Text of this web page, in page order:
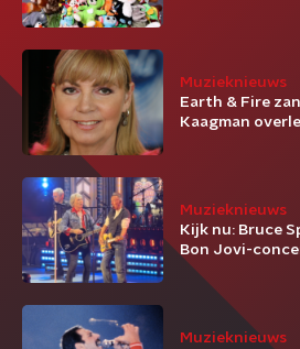
Muzieknieuws
Earth & Fire
Kaagman
Muzieknieuws
Kijk nu: Bruce
Bon Jovi-
Muzieknieuws